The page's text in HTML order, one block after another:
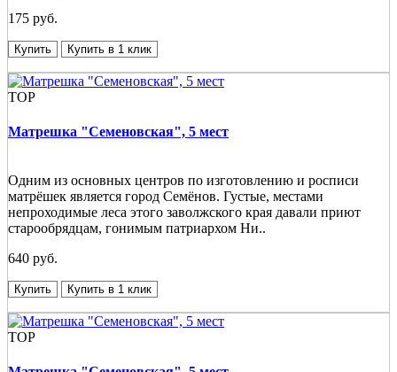
175 руб.
Купить Купить в 1 клик
TOP
Матрешка "Семеновская", 5 мест
Одним из основных центров по изготовлению и росписи
матрёшек является город Семёнов. Густые, местами
непроходимые леса этого заволжского края давали приют
старообрядцам, гонимым патриархом Ни..
640 руб.
Купить Купить в 1 клик
TOP